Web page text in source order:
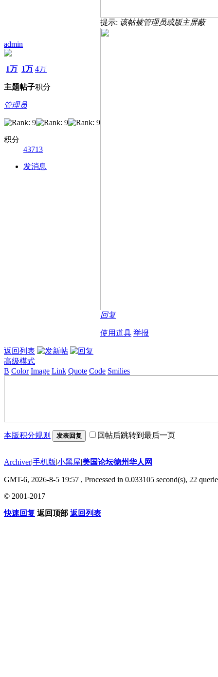
admin
1万
主题
1万
帖子
4万
积分
管理员
积分
43713
发消息
提示: 该帖被管理员或版主屏蔽
回复
使用道具 举报
返回列表
高级模式
B Color Image Link Quote Code Smilies
本版积分规则 发表回复 回帖后跳转到最后一页
Archiver|手机版|小黑屋|美国论坛德州华人网
GMT-6, 2026-8-5 19:57 , Processed in 0.033105 second(s), 22
© 2001-2017
快速回复 返回顶部 返回列表